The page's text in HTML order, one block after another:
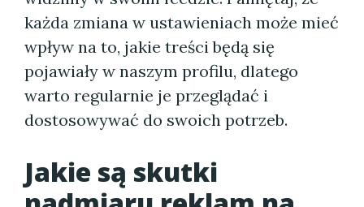
każda zmiana w ustawieniach może mieć
wpływ na to, jakie treści będą się
pojawiały w naszym profilu, dlatego
warto regularnie je przeglądać i
dostosowywać do swoich potrzeb.
Jakie są skutki